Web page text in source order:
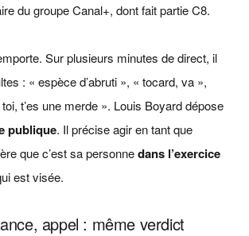
du groupe Canal+, dont fait partie C8.
Sur plusieurs minutes de direct, il
: « espèce d’abruti », « tocard, va »,
t’es une merde ». Louis Boyard dépose
publique. Il précise agir en tant que
que c’est sa personnedans l’exercice
est visée.
appel : même verdict